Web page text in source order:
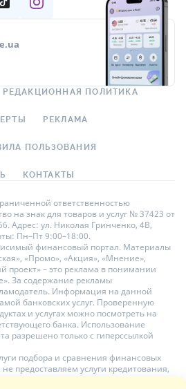
РЕДАКЦИОННАЯ ПОЛИТИКА
РЕКЛАМА
ПОЛЬЗОВАНИЯ
КОНТАКТЫ
ответственностью
на знак для товаров и услуг № 37423 от
Адрес: ул. Николая Гринченко, 4В,
Пн–Пт 9:00–18:00.
финансовый портал. Материалы
«Промо», «Акция», «Мнение»,
проект» – это реклама в понимании
За содержание рекламы
Информация на данной
банковских услуг. Проверенную
и услугах можно посмотреть на
банка. Использование
разрешено только с гиперссылкой
подбора и сравнения финансовых
предоставляем услуги кредитования,
Ваши личные данные на